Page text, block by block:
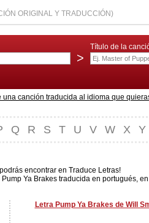
ORIGINAL Y TRADUCCIÓN)
>
Título de la
una canción traducida al idioma que
Q R S T U V W X Y
encontrar en Traduce Letras!
Ya Brakes traducida en portugués,
Letra Pump Ya Brakes de Will